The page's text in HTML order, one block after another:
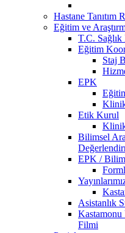
Hastane Tanıtım
Eğitim ve
T.C. Sağlık
Eğitim
Staj
EPK
Etik Kurul
Bilimsel
EPK /
Asistanlık
Kastamonu
Filmi